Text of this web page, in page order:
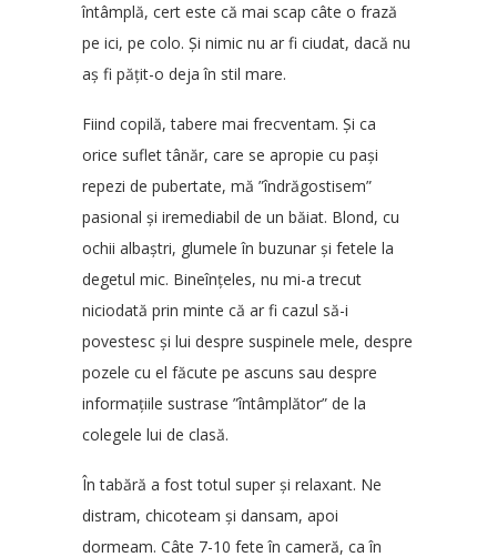
întâmplă, cert este că mai scap câte o frază
pe ici, pe colo. Și nimic nu ar fi ciudat, dacă nu
aș fi pățit-o deja în stil mare.
Fiind copilă, tabere mai frecventam. Și ca
orice suflet tânăr, care se apropie cu pași
repezi de pubertate, mă ”îndrăgostisem”
pasional și iremediabil de un băiat. Blond, cu
ochii albaștri, glumele în buzunar și fetele la
degetul mic. Bineînțeles, nu mi-a trecut
niciodată prin minte că ar fi cazul să-i
povestesc și lui despre suspinele mele, despre
pozele cu el făcute pe ascuns sau despre
informațiile sustrase ”întâmplător” de la
colegele lui de clasă.
În tabără a fost totul super și relaxant. Ne
distram, chicoteam și dansam, apoi
dormeam. Câte 7-10 fete în cameră, ca în